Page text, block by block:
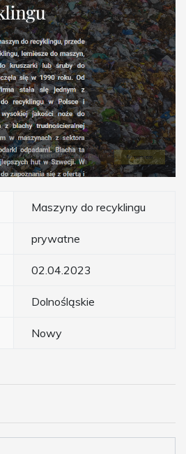
Maszyny do recyklingu
prywatne
02.04.2023
Dolnośląskie
Nowy